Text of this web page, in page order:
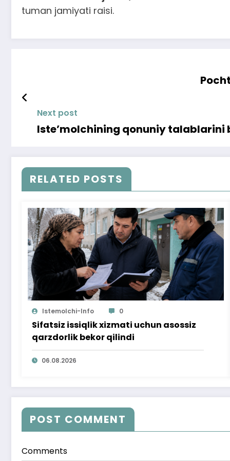
tuman jamiyati raisi.
Next post
Iste’molchining qonuniy talablarini
RELATED POSTS
Istemolchi-Info 0
Sifatsiz issiqlik xizmati uchun asossiz
qarzdorlik bekor qilindi
06.08.2026
POST COMMENT
Comments